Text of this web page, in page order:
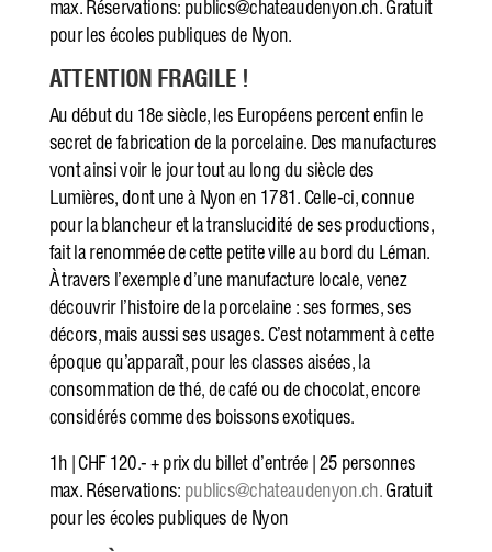
max. Réservations: publics@chateaudenyon.ch. Gratuit
pour les écoles publiques de Nyon.
ATTENTION FRAGILE !
Au début du 18e siècle, les Européens percent enfin le
secret de fabrication de la porcelaine. Des manufactures
vont ainsi voir le jour tout au long du siècle des
Lumières, dont une à Nyon en 1781. Celle-ci, connue
pour la blancheur et la translucidité de ses productions,
fait la renommée de cette petite ville au bord du Léman.
À travers l’exemple d’une manufacture locale, venez
découvrir l’histoire de la porcelaine : ses formes, ses
décors, mais aussi ses usages. C’est notamment à cette
époque qu’apparaît, pour les classes aisées, la
consommation de thé, de café ou de chocolat, encore
considérés comme des boissons exotiques.
1h | CHF 120.- + prix du billet d’entrée | 25 personnes
max. Réservations: publics@chateaudenyon.ch. Gratuit
pour les écoles publiques de Nyon